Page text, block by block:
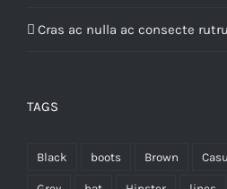
Cras ac nulla ac consecte
TAGS
Black boots Brown